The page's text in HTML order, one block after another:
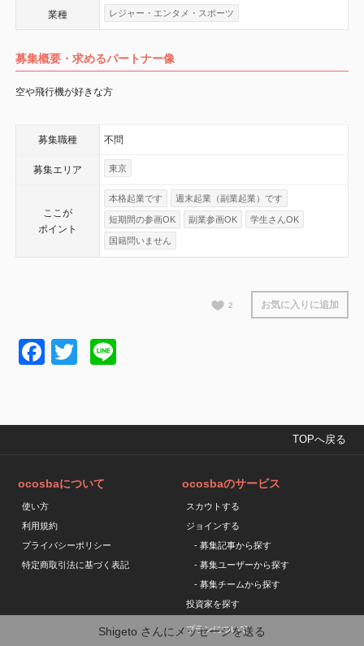
業種 レジャー・エンタメ・スポーツ
募集概要・求めるパートナー像
空や飛行機が好きな方
募集職種 不問
募集エリア 東京
ここが
ポイント
本格起業です 週末起業（副業起業）です
短期間の参画OK 副業参画OK 学生さんOK
国籍問いません
2 お気に入りに追加
Shigeto さんにメッセージを送る
Facebook
Twitter
TOPへ戻る
ocosbaについて
使い方
利用規約
プライバシーポリシー
特定商取引法に基づく表記
ocosbaのサービス
スカウトする
ジョインする
- 募集記事から探す
- 募集ユーザーから探す
- 募集チームから探す
投資家を探す
プランについて